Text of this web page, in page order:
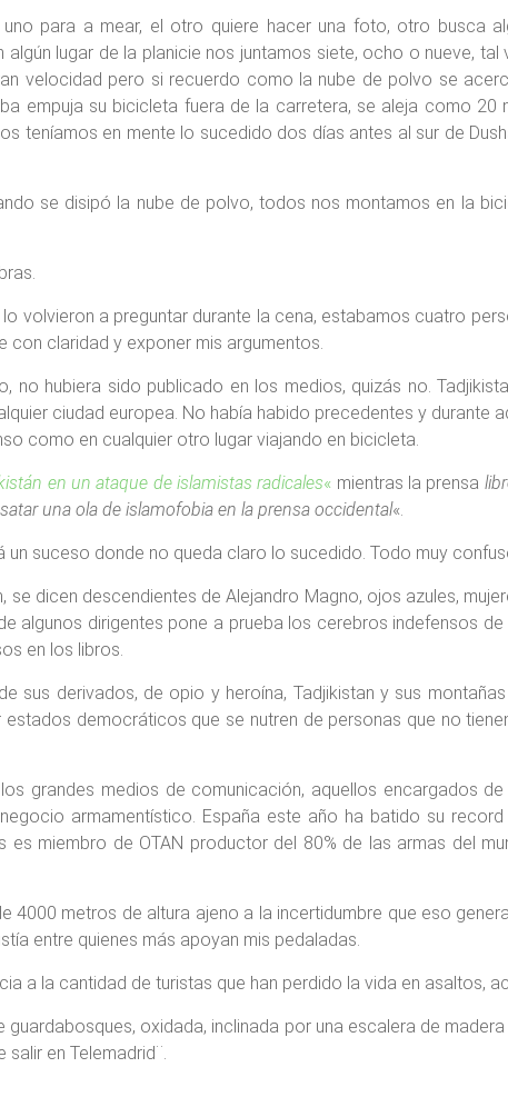
para a mear, el otro quiere hacer una foto, otro busca
lugar de la planicie nos juntamos siete, ocho o nueve,
velocidad pero si recuerdo como la nube de polvo se
empuja su bicicleta fuera de la carretera, se aleja como 20
teníamos en mente lo sucedido dos días antes al sur de
se disipó la nube de polvo, todos nos montamos en la
volvieron a preguntar durante la cena, estabamos cuatro
con claridad y exponer mis argumentos.
no hubiera sido publicado en los medios, quizás no.
ciudad europea. No había habido precedentes y durante
como en cualquier otro lugar viajando en bicicleta.
en un ataque de islamistas radicales« mientras la prensa
una ola de islamofobia en la prensa occidental«.
suceso donde no queda claro lo sucedido. Todo muy
se dicen descendientes de Alejandro Magno, ojos azules,
algunos dirigentes pone a prueba los cerebros indefensos
en los libros.
sus derivados, de opio y heroína, Tadjikistan y sus
democráticos que se nutren de personas que no
grandes medios de comunicación, aquellos encargados
armamentístico. España este año ha batido su
es miembro de OTAN productor del 80% de las armas del
4000 metros de altura ajeno a la incertidumbre que eso
entre quienes más apoyan mis pedaladas.
a la cantidad de turistas que han perdido la vida en asaltos,
oxidada, inclinada por una escalera de
en Telemadrid¨.